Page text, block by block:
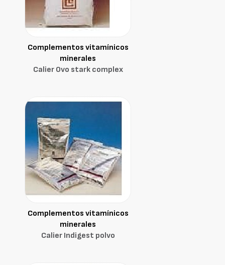
Complementos vitamínicos
minerales
Calier Ovo stark complex
Complementos vitamínicos
minerales
Calier Indigest polvo